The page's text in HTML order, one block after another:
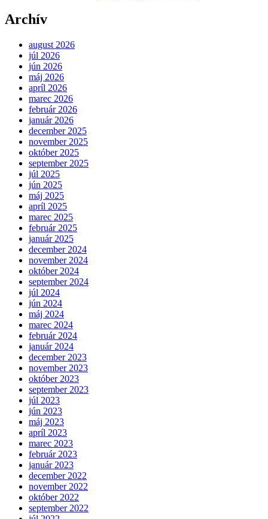
Archív
august 2026
júl 2026
jún 2026
máj 2026
apríl 2026
marec 2026
február 2026
január 2026
december 2025
november 2025
október 2025
september 2025
júl 2025
jún 2025
máj 2025
apríl 2025
marec 2025
február 2025
január 2025
december 2024
november 2024
október 2024
september 2024
júl 2024
jún 2024
máj 2024
marec 2024
február 2024
január 2024
december 2023
november 2023
október 2023
september 2023
júl 2023
jún 2023
máj 2023
apríl 2023
marec 2023
február 2023
január 2023
december 2022
november 2022
október 2022
september 2022